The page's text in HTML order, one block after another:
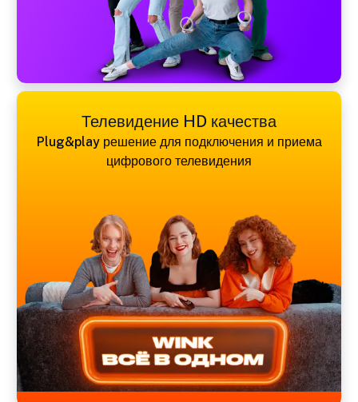
Телевидение HD качества
Plug&play решение для подключения и приема
цифрового телевидения